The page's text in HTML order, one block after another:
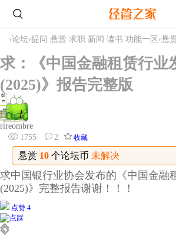
›论坛›提问 悬赏 求职 新闻 读书 功能一区 ›悬
求：《中国金融租赁行业
(2025)》报告完整版
rireombre
1755
2 收藏
悬赏 10 个论坛币 未解决
求中国银行业协会发布的《中国金融
(2025)》完整报告谢谢！！！
点赞 4